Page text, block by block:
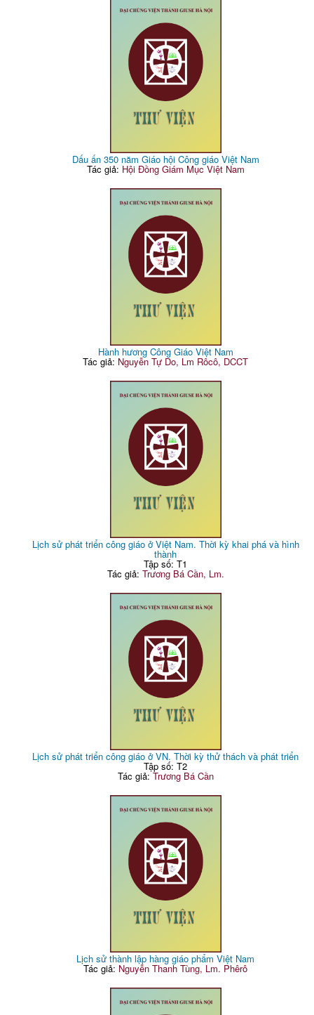
Dấu ấn 350 năm Giáo hội Công giáo Việt Nam
Tác giả: Hội Đồng Giám Mục Việt Nam
Hành hương Công Giáo Việt Nam
Tác giả: Nguyễn Tự Do, Lm Rôcô, DCCT
Lịch sử phát triển công giáo ở Việt Nam. Thời kỳ khai phá và hình
thành
Tập số: T1
Tác giả: Trương Bá Cần, Lm.
Lịch sử phát triển công giáo ở VN. Thời kỳ thử thách và phát triển
Tập số: T2
Tác giả:Trương Bá Cần
Lịch sử thành lập hàng giáo phẩm Việt Nam
Tác giả: Nguyễn Thanh Tùng, Lm. Phêrô